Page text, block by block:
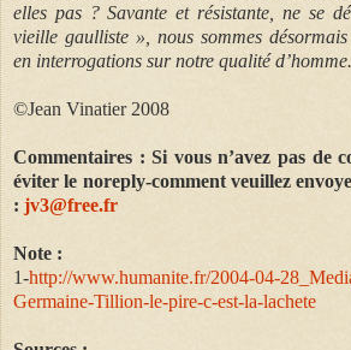
elles pas ? Savante et résistante, ne se
vieille gaulliste », nous sommes
en interrogations sur notre qualité d’homme.
©Jean Vinatier 2008
Commentaires : Si vous n’avez pas de
éviter le noreply-comment veuillez
: jv3@free.fr
Note :
1-http://www.humanite.fr/2004-04-
Germaine-Tillion-le-pire-c-est-la-lachete